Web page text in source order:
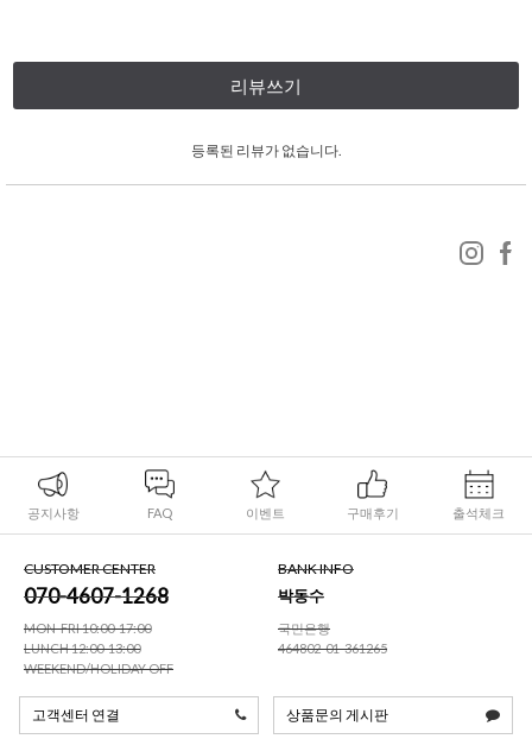
리뷰쓰기
등록된 리뷰가 없습니다.
공지사항 FAQ 이벤트 구매후기 출석체크
CUSTOMER CENTER
070-4607-1268
MON-FRI 10:00-17:00
LUNCH 12:00-13:00
WEEKEND/HOLIDAY OFF
BANK INFO
박동수
국민은행
464802-01-361265
고객센터 연결 상품문의 게시판